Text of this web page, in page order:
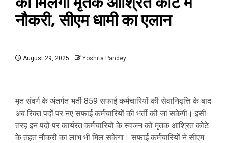
नौकरी, सीएम धामी का एलान
August 29, 2025 Yoshita Pandey
मृत संवर्ग के अंतर्गत भर्ती 859 सफाई कर्मचारियों की सेवानिवृत्ति के बाद
अब रिक्त पदों पर नए सफाई कर्मचारियों की भर्ती की जा सकेगी। इसी
तरह इन पदों पर कार्यरत कर्मचारियों के स्वजन को मृतक आश्रित कोटे
के तहत नौकरी का लाभ भी मिल सकेगा। सफाई कर्मचारियों ने सीएम